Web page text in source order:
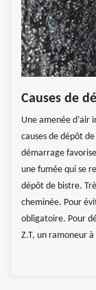
Causes de
Une amenée d’air
causes de dépôt
démarrage
une fumée qui se
dépôt de bistre.
cheminée. Pour
obligatoire. Pour
Z.T, un ramoneur à